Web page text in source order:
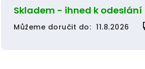
Skladem - ihned k odeslání
Můžeme doručit do: 11.8.2026